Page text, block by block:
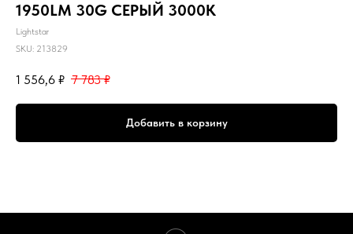
1950LM 30G СЕРЫЙ 3000K
Lightstar
SKU: 213829
1 556,6 ₽ 7 783 ₽
Добавить в корзину